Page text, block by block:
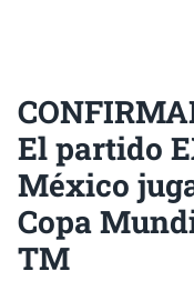
El partido
México
Copa
TM